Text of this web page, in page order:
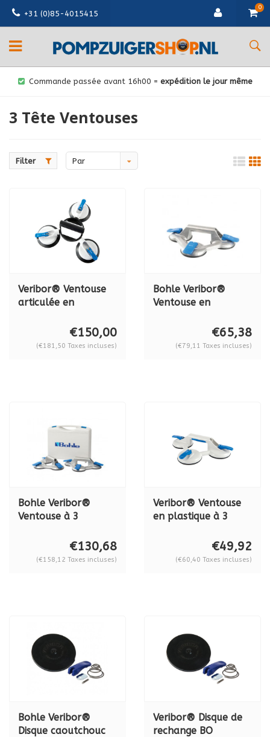
+31 (0)85-4015415
0
Commande passée avant 16h00 = expédition le jour même
3 Tête Ventouses
Filter
Par
Veribor® Ventouse
articulée en
€150,00
(€181,50 Taxes incluses)
Bohle Veribor®
Ventouse en
ventouses BO
603.021, série 2021
€65,38
(€79,11 Taxes incluses)
Bohle Veribor®
Ventouse à 3
en aluminium BO
S3.021, en set Série
€130,68
(€158,12 Taxes incluses)
Veribor® Ventouse
en plastique à 3
€49,92
(€60,40 Taxes incluses)
Bohle Veribor®
Disque caoutchouc
Veribor® Disque de
rechange BO